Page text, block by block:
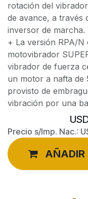
rotación del
de avance, a través
inversor de marcha.
+ La versión RPA/
motovibrador
vibrador de fuerza
un motor a nafta de
provisto de
vibración por una
Precio s/Imp. Nac.:
AÑADIR